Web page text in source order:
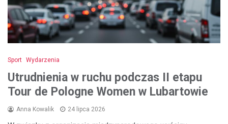
Sport Wydarzenia
Utrudnienia w ruchu podczas II etapu
Tour de Pologne Women w Lubartowie
Anna Kowalik 24 lipca 2026